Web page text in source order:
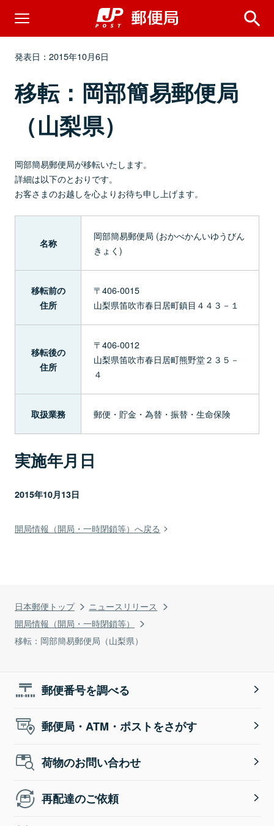
日本郵便トップ
ニュースリリース
開局情報（開局・一時閉鎖等）
移転：岡部簡易郵便局（山梨県）
発表日：2015年10月6日
移転：岡部簡易郵便局
（山梨県）
岡部簡易郵便局が移転いたします。
詳細は以下のとおりです。
お客さまのお越しを心よりお待ち申し上げます。
名称
岡部簡易郵便局 (おかべかんいゆうびん
きょく)
移転前の
住所
〒406-0015
山梨県笛吹市春日居町鎮目４４３－１
移転後の
住所
〒406-0012
山梨県笛吹市春日居町熊野堂２３５－
４
取扱業務 郵便・貯金・為替・振替・生命保険
実施年月日
2015年10月13日
開局情報（開局・一時閉鎖等）へ戻る
郵便番号を調べる
郵便局・ATM・ポストをさがす
荷物のお問い合わせ
再配達のご依頼